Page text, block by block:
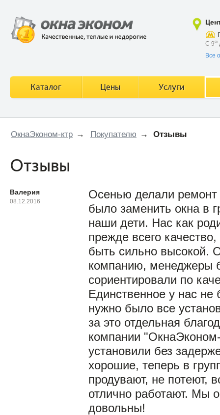
ОкнаЭконом-ктр → Покупателю → Отзывы
Отзывы
Валерия
08.12.2016
Осенью делали ремонт
было заменить окна в
наши дети. Нас как
прежде всего
быть сильно высокой.
компанию, менеджеры
сориентировали по
Единственное у нас
нужно было все
за это отдельная
компании
установили без
хорошие, теперь в
продувают, не потеют,
отлично работают. Мы
довольны!
С 900
Все
Каталог Цены Услуги